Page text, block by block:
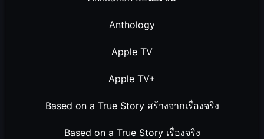
Anthology
Apple TV
Apple TV+
Based on a True Story สร้างจากเรื่องจริง
Based on a True Story เรื่องจริง